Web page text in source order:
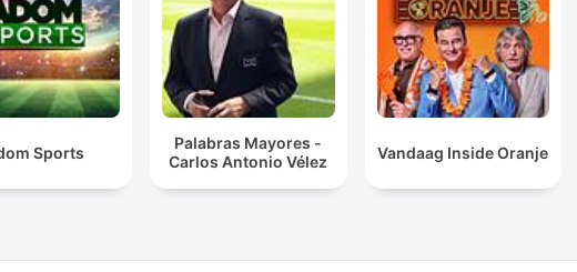
Sports
Palabras Mayores -
Carlos Antonio Vélez
Vandaag Inside Oranje